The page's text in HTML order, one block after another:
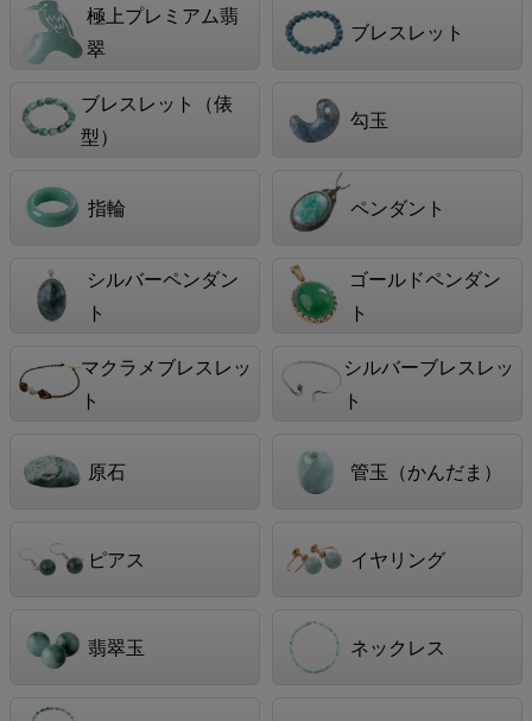
極上プレミアム翡
翠
ブレスレット
ブレスレット（俵
型）
勾玉
指輪 ペンダント
シルバーペンダン
ト
ゴールドペンダン
ト
マクラメブレスレッ
ト
シルバーブレスレッ
ト
原石 管玉（かんだま）
ピアス イヤリング
翡翠玉 ネックレス